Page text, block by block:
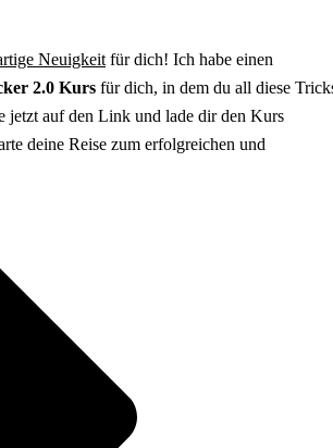
Neuigkeit für dich! Ich habe einen
2.0 Kurs für dich, in dem du all diese
jetzt auf den Link und lade dir den Kurs
deine Reise zum erfolgreichen und